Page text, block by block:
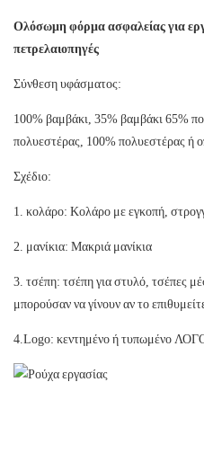
Ολόσωμη φόρμα ασφαλείας για
πετρελαιοπηγές
Σύνθεση υφάσματος:
100% βαμβάκι, 35% βαμβάκι 65%
πολυεστέρας, 100% πολυεστέρας ή
Σχέδιο:
1. κολάρο: Κολάρο με εγκοπή,
2. μανίκια: Μακριά μανίκια
3. τσέπη: τσέπη για στυλό, τσέπες
μπορούσαν να γίνουν αν το
4.Logo: κεντημένο ή τυπωμένο